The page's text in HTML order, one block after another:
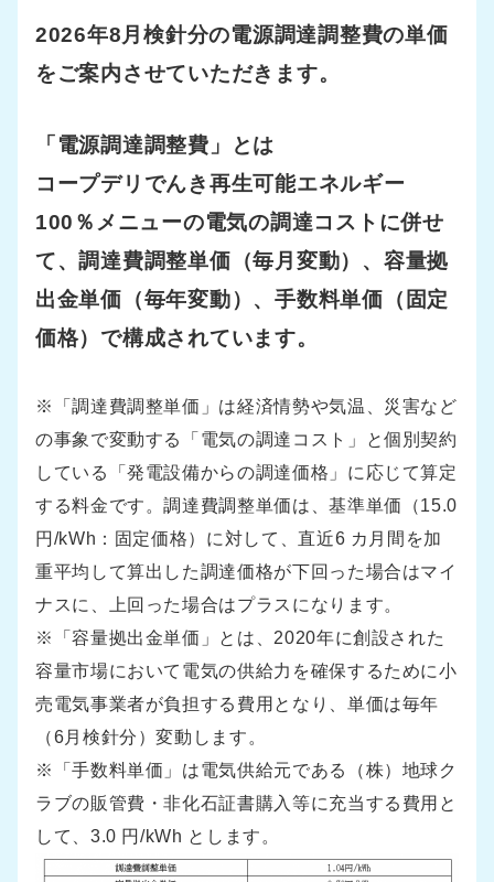
2026年8月検針分の電源調達調整費の単価
をご案内させていただきます。
「電源調達調整費」とは
コープデリでんき再生可能エネルギー
100％メニューの電気の調達コストに併せ
て、調達費調整単価（毎月変動）、容量拠
出金単価（毎年変動）、手数料単価（固定
価格）で構成されています。
※「調達費調整単価」は経済情勢や気温、災害など
の事象で変動する「電気の調達コスト」と個別契約
している「発電設備からの調達価格」に応じて算定
する料金です。調達費調整単価は、基準単価（15.0
円/kWh：固定価格）に対して、直近6 カ月間を加
重平均して算出した調達価格が下回った場合はマイ
ナスに、上回った場合はプラスになります。
※「容量拠出金単価」とは、2020年に創設された
容量市場において電気の供給力を確保するために小
売電気事業者が負担する費用となり、単価は毎年
（6月検針分）変動します。
※「手数料単価」は電気供給元である（株）地球ク
ラブの販管費・非化石証書購入等に充当する費用と
して、3.0 円/kWh とします。